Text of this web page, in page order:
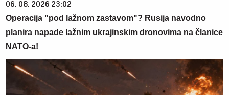
06. 08. 2026 23:02
Operacija "pod lažnom zastavom"? Rusija navodno
planira napade lažnim ukrajinskim dronovima na članice
NATO-a!